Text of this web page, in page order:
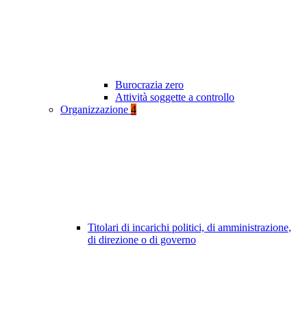
Burocrazia zero
Attività soggette a controllo
Organizzazione 4
Titolari di incarichi politici, di amministrazione,
di direzione o di governo